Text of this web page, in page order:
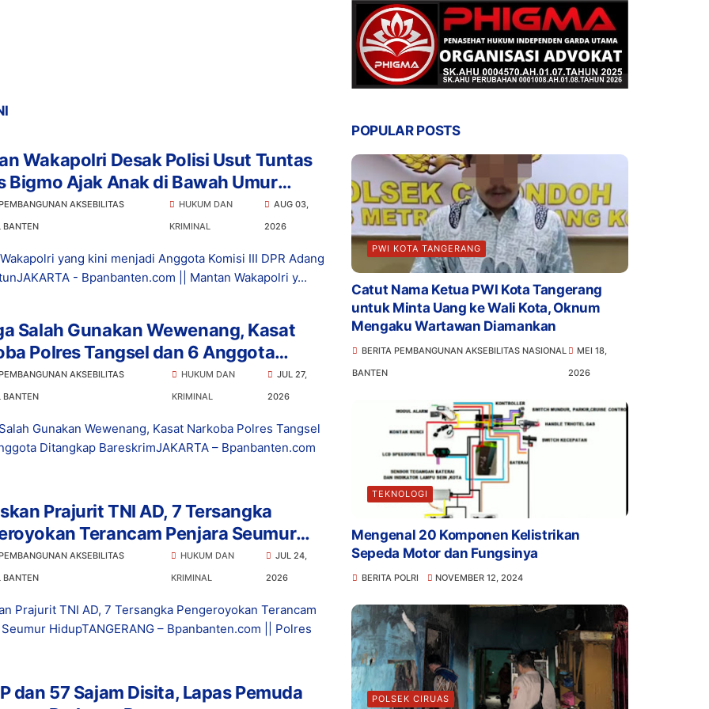
Wakapolri Desak Polisi Usut Tuntas
Bigmo Ajak Anak di Bawah Umur
Vape
AKSEBILITAS
BANTEN
HUKUM DAN
KRIMINAL
AUG 03,
2026
yang kini menjadi Anggota Komisi III DPR Adang
- Bpanbanten.com || Mantan Wakapolri y...
Salah Gunakan Wewenang, Kasat
Polres Tangsel dan 6 Anggota
Bareskrim
AKSEBILITAS
BANTEN
HUKUM DAN
KRIMINAL
JUL 27,
2026
Gunakan Wewenang, Kasat Narkoba Polres Tangsel
Ditangkap BareskrimJAKARTA – Bpanbanten.com
Prajurit TNI AD, 7 Tersangka
Terancam Penjara Seumur
AKSEBILITAS
BANTEN
HUKUM DAN
KRIMINAL
JUL 24,
2026
Prajurit TNI AD, 7 Tersangka Pengeroyokan Terancam
HidupTANGERANG – Bpanbanten.com || Polres
dan 57 Sajam Disita, Lapas Pemuda
POPULAR POSTS
PWI KOTA TANGERANG
Catut Nama Ketua PWI Kota Tangerang
untuk Minta Uang ke Wali Kota, Oknum
Mengaku Wartawan Diamankan
BERITA PEMBANGUNAN AKSEBILITAS NASIONAL
BANTEN
MEI 18,
2026
TEKNOLOGI
Mengenal 20 Komponen Kelistrikan
Sepeda Motor dan Fungsinya
BERITA POLRI NOVEMBER 12, 2024
POLSEK CIRUAS